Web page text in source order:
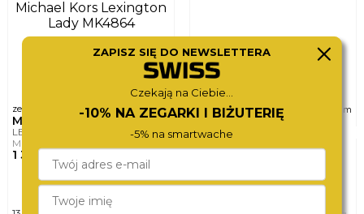
zegarek damski ø 22mm
MICHAEL KORS
LEXINGTON LADY
MK4864
1 380,-
DO KOSZYKA
zegarek damski 38mm
MICHAEL KORS
HARLOWE
DO KOSZYKA
ZAPISZ SIĘ DO NEWSLETTERA
Czekają na Ciebie...
-10% NA ZEGARKI I BIŻUTERIĘ
-5% na smartwache